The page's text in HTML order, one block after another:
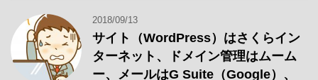
2018/09/13
サイト（WordPress）はさくらイン
ターネット、ドメイン管理はムーム
ー、メールはG Suite（Google）、